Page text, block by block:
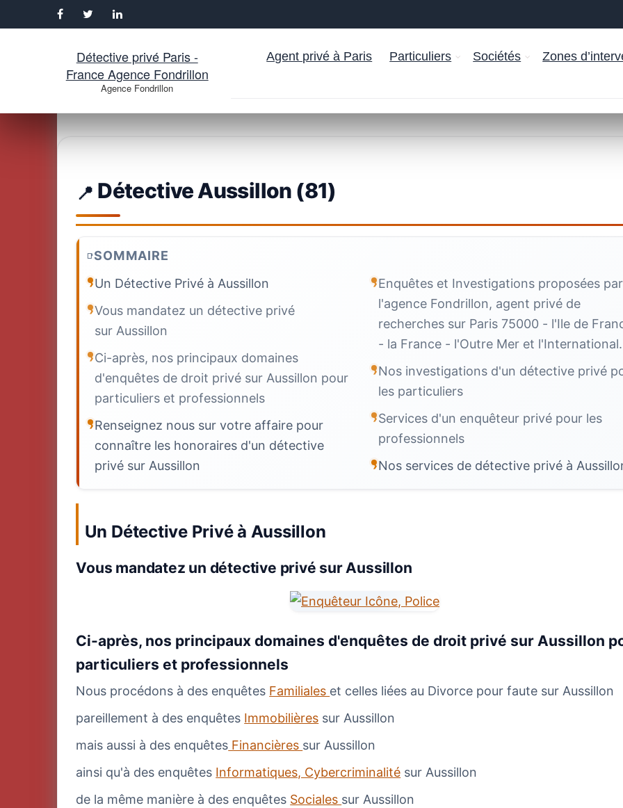
Aller
Détective privé Paris -
France Agence Fondrillon
Agence Fondrillon
Agent privé à Paris Particuliers Sociétés Zones
Détective Aussillon (81)
SOMMAIRE
Un Détective Privé à Aussillon
Vous mandatez un détective privé
sur Aussillon
Ci-après, nos principaux domaines
d'enquêtes de droit privé sur Aussillon pour
particuliers et professionnels
Renseignez nous sur votre affaire pour
connaître les honoraires d'un détective
privé sur Aussillon
Enquêtes et Investigations proposées par
l'agence Fondrillon, agent privé de
recherches sur Paris 75000 - l'Ile de
- la France - l'Outre Mer et l'International.
Nos investigations d'un détective privé
les particuliers
Services d'un enquêteur privé pour les
professionnels
Nos services de détective privé à
Un Détective Privé à Aussillon
Vous mandatez un détective privé sur Aussillon
Ci-après, nos principaux domaines d'enquêtes de droit privé sur Aussillon
particuliers et professionnels
Nous procédons à des enquêtes Familiales et celles liées au Divorce pour faute sur Aussillon
pareillement à des enquêtes Immobilières sur Aussillon
mais aussi à des enquêtes Financières sur Aussillon
ainsi qu'à des enquêtes Informatiques, Cybercriminalité sur Aussillon
de la même manière à des enquêtes Sociales sur Aussillon